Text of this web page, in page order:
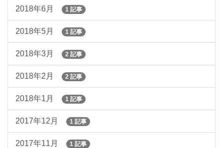
2018年6月 1 記事
2018年5月 1 記事
2018年3月 2 記事
2018年2月 2 記事
2018年1月 1 記事
2017年12月 1 記事
2017年11月 1 記事